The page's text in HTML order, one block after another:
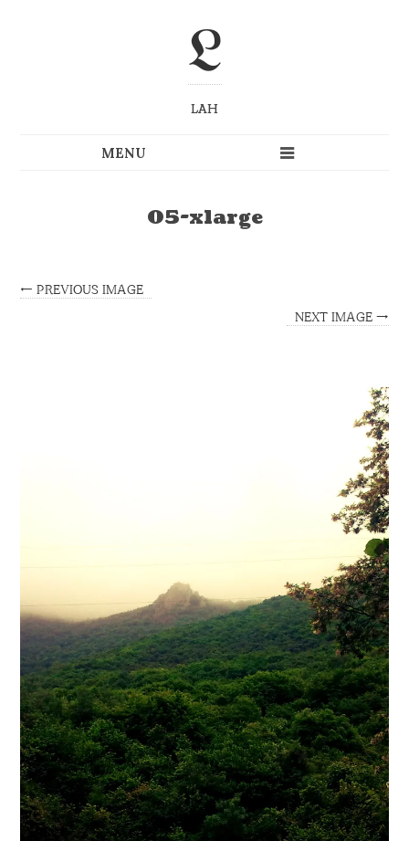
L
LAH
05-xlarge
← PREVIOUS IMAGE
NEXT IMAGE →